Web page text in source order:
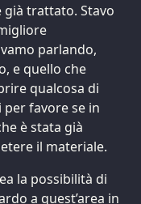
trattato. Stavo
parlando,
e quello che
qualcosa di
favore se in
è stata già
il materiale.
la possibilità di
a quest’area in